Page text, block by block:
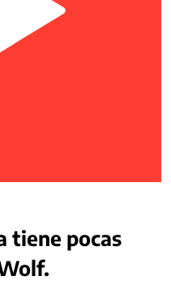
tiene pocas